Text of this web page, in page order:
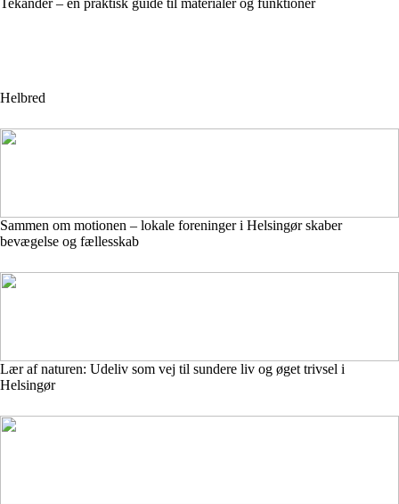
Tekander – en praktisk guide til materialer og funktioner
Helbred
Sammen om motionen – lokale foreninger i Helsingør skaber
bevægelse og fællesskab
Lær af naturen: Udeliv som vej til sundere liv og øget trivsel i
Helsingør